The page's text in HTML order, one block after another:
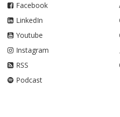
Facebook
LinkedIn
Youtube
Instagram
RSS
Podcast